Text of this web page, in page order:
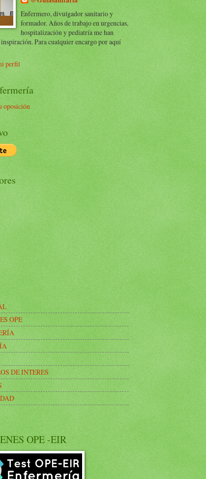
Enfermero, divulgador sanitario y
formador. Años de trabajo en urgencias,
hospitalización y pediatría me han
Para cualquier encargo por aquí
perfil
oposición
OPE
DE INTERES
OPE -EIR